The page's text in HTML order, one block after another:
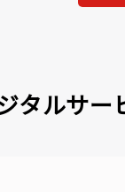
タルサー